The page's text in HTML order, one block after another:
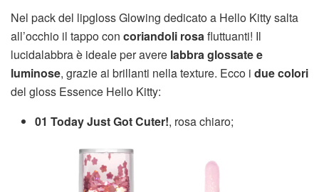
Nel pack del lipgloss Glowing dedicato a Hello Kitty salta
all’occhio il tappo con coriandoli rosa fluttuanti! Il
lucidalabbra è ideale per avere labbra glossate e
luminose, grazie ai brillanti nella texture. Ecco i due colori
del gloss Essence Hello Kitty:
01 Today Just Got Cuter!, rosa chiaro;